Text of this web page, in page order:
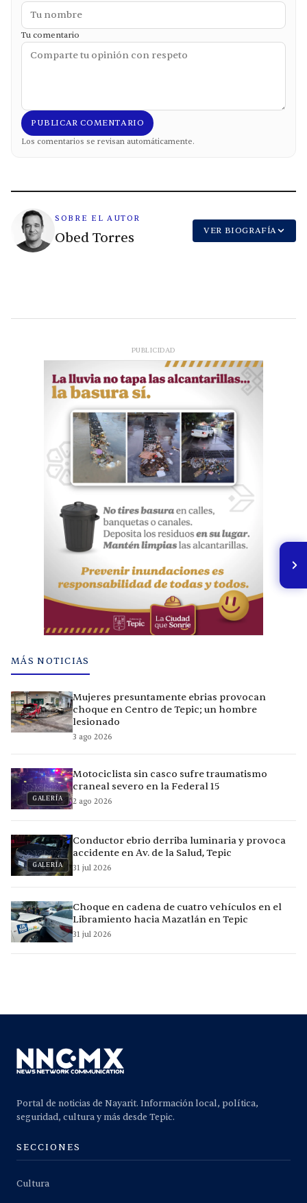
Tu comentario
PUBLICAR COMENTARIO
Los comentarios se revisan automáticamente.
SOBRE EL AUTOR
Obed Torres VER BIOGRAFÍA
PUBLICIDAD
MÁS NOTICIAS
Mujeres presuntamente ebrias provocan
choque en Centro de Tepic; un hombre
lesionado
3 ago 2026
GALERÍA
Motociclista sin casco sufre traumatismo
craneal severo en la Federal 15
2 ago 2026
GALERÍA
Conductor ebrio derriba luminaria y provoca
accidente en Av. de la Salud, Tepic
31 jul 2026
Choque en cadena de cuatro vehículos en el
Libramiento hacia Mazatlán en Tepic
31 jul 2026
Portal de noticias de Nayarit. Información local, política,
seguridad, cultura y más desde Tepic.
SECCIONES
Cultura